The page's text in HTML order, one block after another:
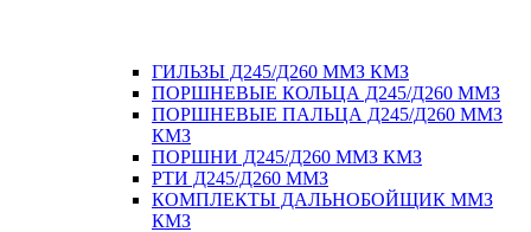
ГИЛЬЗЫ Д245/Д260 ММЗ КМЗ
ПОРШНЕВЫЕ КОЛЬЦА Д245/Д260 ММЗ
ПОРШНЕВЫЕ ПАЛЬЦА Д245/Д260 ММЗ
КМЗ
ПОРШНИ Д245/Д260 ММЗ КМЗ
РТИ Д245/Д260 ММЗ
КОМПЛЕКТЫ ДАЛЬНОБОЙЩИК ММЗ
КМЗ